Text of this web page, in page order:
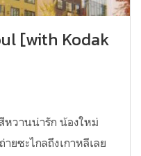
[with Kodak
หวานน่ารัก น้องใหม่
ยซะไกลถึงเกาหลีเลย